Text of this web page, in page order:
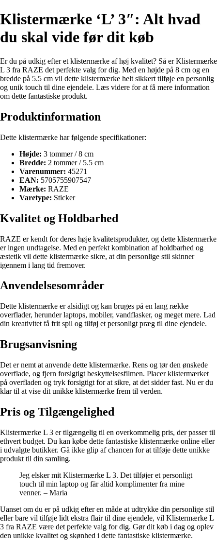
Klistermærke ‘L’ 3″: Alt hvad
du skal vide før dit køb
Er du på udkig efter et klistermærke af høj kvalitet? Så er Klistermærke
L 3 fra RAZE det perfekte valg for dig. Med en højde på 8 cm og en
bredde på 5.5 cm vil dette klistermærke helt sikkert tilføje en personlig
og unik touch til dine ejendele. Læs videre for at få mere information
om dette fantastiske produkt.
Produktinformation
Dette klistermærke har følgende specifikationer:
Højde: 3 tommer / 8 cm
Bredde: 2 tommer / 5.5 cm
Varenummer: 45271
EAN: 5705755907547
Mærke: RAZE
Varetype: Sticker
Kvalitet og Holdbarhed
RAZE er kendt for deres høje kvalitetsprodukter, og dette klistermærke
er ingen undtagelse. Med en perfekt kombination af holdbarhed og
æstetik vil dette klistermærke sikre, at din personlige stil skinner
igennem i lang tid fremover.
Anvendelsesområder
Dette klistermærke er alsidigt og kan bruges på en lang række
overflader, herunder laptops, mobiler, vandflasker, og meget mere. Lad
din kreativitet få frit spil og tilføj et personligt præg til dine ejendele.
Brugsanvisning
Det er nemt at anvende dette klistermærke. Rens og tør den ønskede
overflade, og fjern forsigtigt beskyttelsesfilmen. Placer klistermærket
på overfladen og tryk forsigtigt for at sikre, at det sidder fast. Nu er du
klar til at vise dit unikke klistermærke frem til verden.
Pris og Tilgængelighed
Klistermærke L 3 er tilgængelig til en overkommelig pris, der passer til
ethvert budget. Du kan købe dette fantastiske klistermærke online eller
i udvalgte butikker. Gå ikke glip af chancen for at tilføje dette unikke
produkt til din samling.
Jeg elsker mit Klistermærke L 3. Det tilføjer et personligt
touch til min laptop og får altid komplimenter fra mine
venner. – Maria
Uanset om du er på udkig efter en måde at udtrykke din personlige stil
eller bare vil tilføje lidt ekstra flair til dine ejendele, vil Klistermærke L
3 fra RAZE være det perfekte valg for dig. Gør dit køb i dag og oplev
den unikke kvalitet og skønhed i dette fantastiske klistermærke.